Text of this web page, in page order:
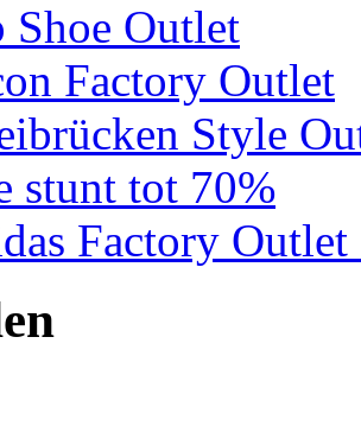
Shoe Outlet
Factory Outlet
Style
stunt tot 70%
Factory Outlet